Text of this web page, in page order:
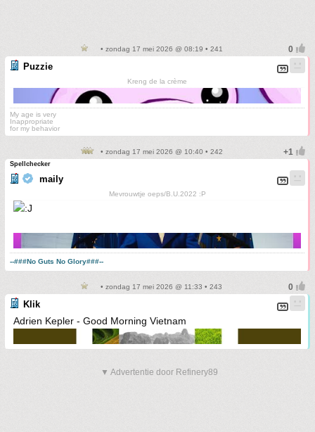
• zondag 17 mei 2026 @ 08:19 • 241
Puzzie
Kreng de la crème
My age is very
Inappropriate
for my behavior
• zondag 17 mei 2026 @ 10:40 • 242
Spellchecker
maily
Mevrouwtje oeps/B.U.2022 :P
--###No Guts No Glory###--
• zondag 17 mei 2026 @ 11:33 • 243
Klik
Adrien Kepler - Good Morning Vietnam
▼ Advertentie door Refinery89